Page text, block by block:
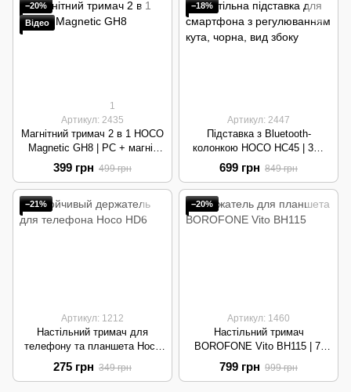
−20%
Відео
1
Артикул: 2435
Магнітний тримач 2 в 1 HOCO
Magnetic GH8 | PC + магніт
N52 + силікон | Black
399 грн 499 грн
−18%
Артикул: 2447
Підставка з Bluetooth-
колонкою HOCO HC45 | 3W,
Пульт ДК, 1000mAh | Black
699 грн 849 грн
−21%
Артикул: 1212
Настільний тримач для
телефону та планшета Hoco
HD6 | Metal & ABS, 4.5-7" |
Grey
275 грн 349 грн
−20%
Артикул: 1460
Настільний тримач
BOROFONE Vito BH115 | 7-
12.9", Metal Rotating | Grey
799 грн 999 грн